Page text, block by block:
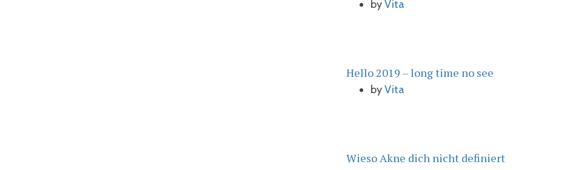
by Vita
Hello 2019 – long time no see
by Vita
Wieso Akne dich nicht definiert